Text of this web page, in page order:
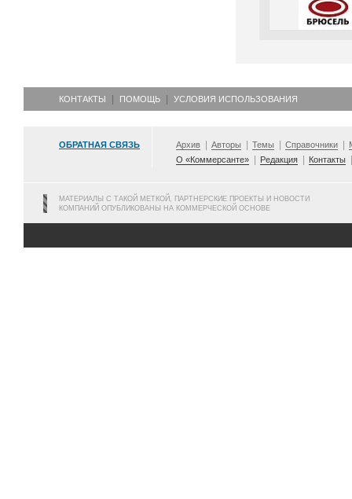
КОНТАКТЫ ПОМОЩЬ УСЛОВИЯ ИСПОЛЬЗОВАНИЯ
ОБРАТНАЯ СВЯЗЬ Архив Авторы Темы Справочники
О «Коммерсанте»
Редакция Контакты
МАТЕРИАЛЫ С ТАКОЙ МЕТКОЙ, ПАРТНЕРСКИЕ ПРОЕКТЫ И НОВОСТИ
КОМПАНИЙ ОПУБЛИКОВАНЫ НА КОММЕРЧЕСКОЙ ОСНОВЕ